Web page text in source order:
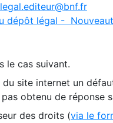
dépôt légal -
le cas suivant.
site internet un
obtenu de réponse
des droits (via le